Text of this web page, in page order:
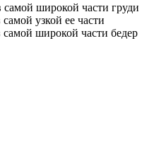
самой широкой части груди
узкой ее части
самой широкой части бедер